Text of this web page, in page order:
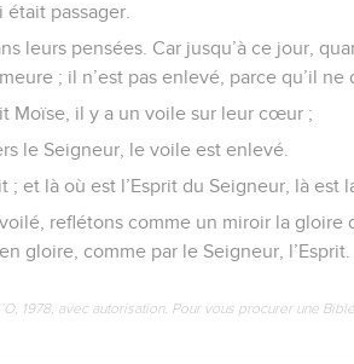
passager.
leurs pensées. Car jusqu’à ce jour,
; il n’est pas enlevé, parce qu’il ne
Moïse, il y a un voile sur leur cœur ;
le Seigneur, le voile est enlevé.
; et là où est l’Esprit du Seigneur, là est
reflétons comme un miroir la gloire
gloire, comme par le Seigneur, l’Esprit.
1978, avec autorisation. Pour vous procurer une